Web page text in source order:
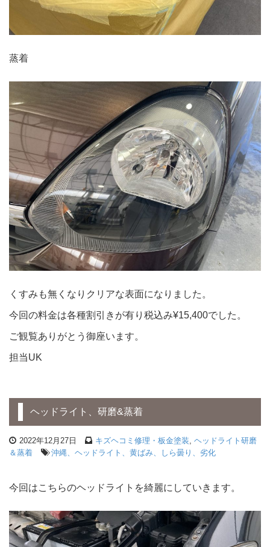
蒸着
くすみも無くなりクリアな表面になりました。
今回の料金は各種割引きが有り税込み¥15,400でした。
ご観覧ありがとう御座います。
担当UK
ヘッドライト、研磨&蒸着
2022年12月27日 キズヘコミ修理・板金塗装 ヘッドライト研磨
＆蒸着
沖縄、ヘッドライト、黄ばみ、しら曇り、劣化
今回はこちらのヘッドライトを綺麗にしていきます。